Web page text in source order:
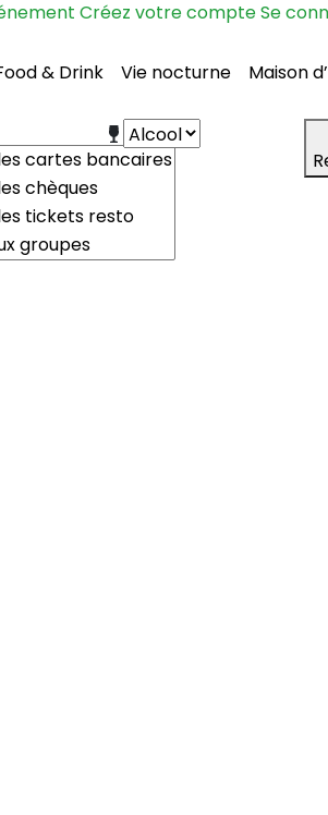
Créez votre compteSe
& Drink Vie nocturne Maison